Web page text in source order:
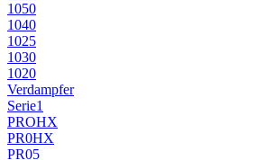
1050
1040
1025
1030
1020
Verdampfer
Serie1
PROHX
PR0HX
PR05